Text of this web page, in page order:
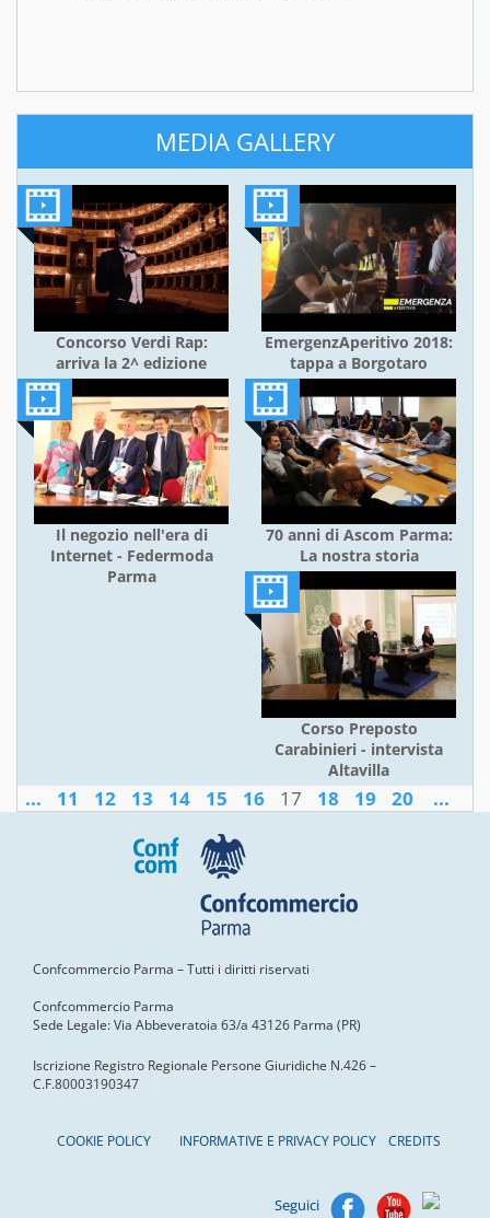
MEDIA GALLERY
Concorso Verdi Rap:
arriva la 2^ edizione
EmergenzAperitivo 2018:
tappa a Borgotaro
Il negozio nell'era di
Internet - Federmoda
Parma
70 anni di Ascom Parma:
La nostra storia
Corso Preposto
Carabinieri - intervista
Altavilla
... 11 12 13 14 15 16 17 18 19 20 ...
Confcommercio Parma – Tutti i diritti riservati
Confcommercio Parma
Sede Legale: Via Abbeveratoia 63/a 43126 Parma (PR)
Iscrizione Registro Regionale Persone Giuridiche N.426 –
C.F.80003190347
COOKIE POLICY INFORMATIVE E PRIVACY POLICY CREDITS
Seguici